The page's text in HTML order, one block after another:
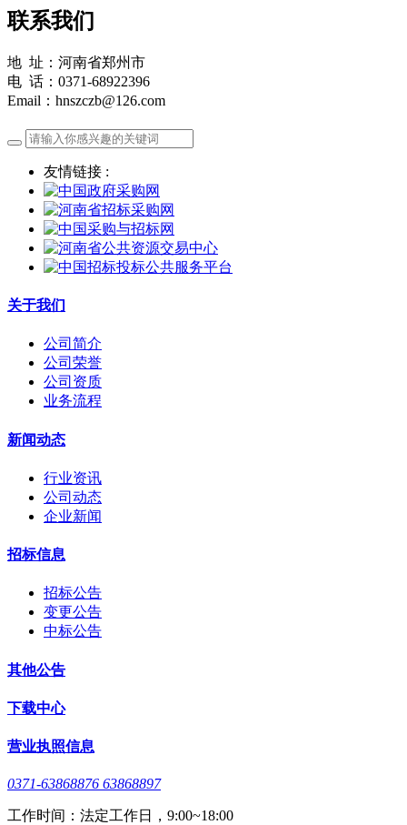
联系我们
地 址：河南省郑州市
电 话：0371-68922396
Email：hnszczb@126.com
友情链接 :
关于我们
公司简介
公司荣誉
公司资质
业务流程
新闻动态
行业资讯
公司动态
企业新闻
招标信息
招标公告
变更公告
中标公告
其他公告
下载中心
营业执照信息
0371-63868876 63868897
工作时间：法定工作日，9:00~18:00